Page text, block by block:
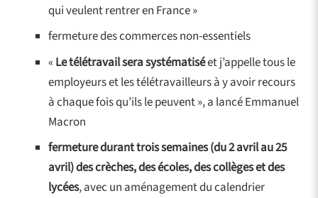
qui veulent rentrer en France »
fermeture des commerces non-essentiels
«Le télétravail sera systématiséet j’appelle tous le
employeurs et les télétravailleurs à y avoir recours
à chaque fois qu’ils le peuvent », a lancé Emmanuel
Macron
fermeture durant trois semaines (du 2 avril au 25
avril) des crèches, des écoles, des collèges et des
lycées, avec un aménagement du calendrier